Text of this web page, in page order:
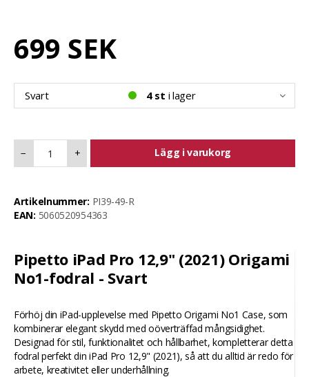
Pipetto iPad Pro 12,9" (2021) Origami
No1-fodral - Svart
Förhöj din iPad-upplevelse med Pipetto Origami No1 Case, som
kombinerar elegant skydd med oöverträffad mångsidighet.
Designad för stil, funktionalitet och hållbarhet, kompletterar detta
fodral perfekt din iPad Pro 12,9" (2021), så att du alltid är redo för
arbete, kreativitet eller underhållning.
699 SEK
Svart 4 st i lager
− + Lägg i varukorg
Artikelnummer: PI39-49-R
EAN: 5060520954363